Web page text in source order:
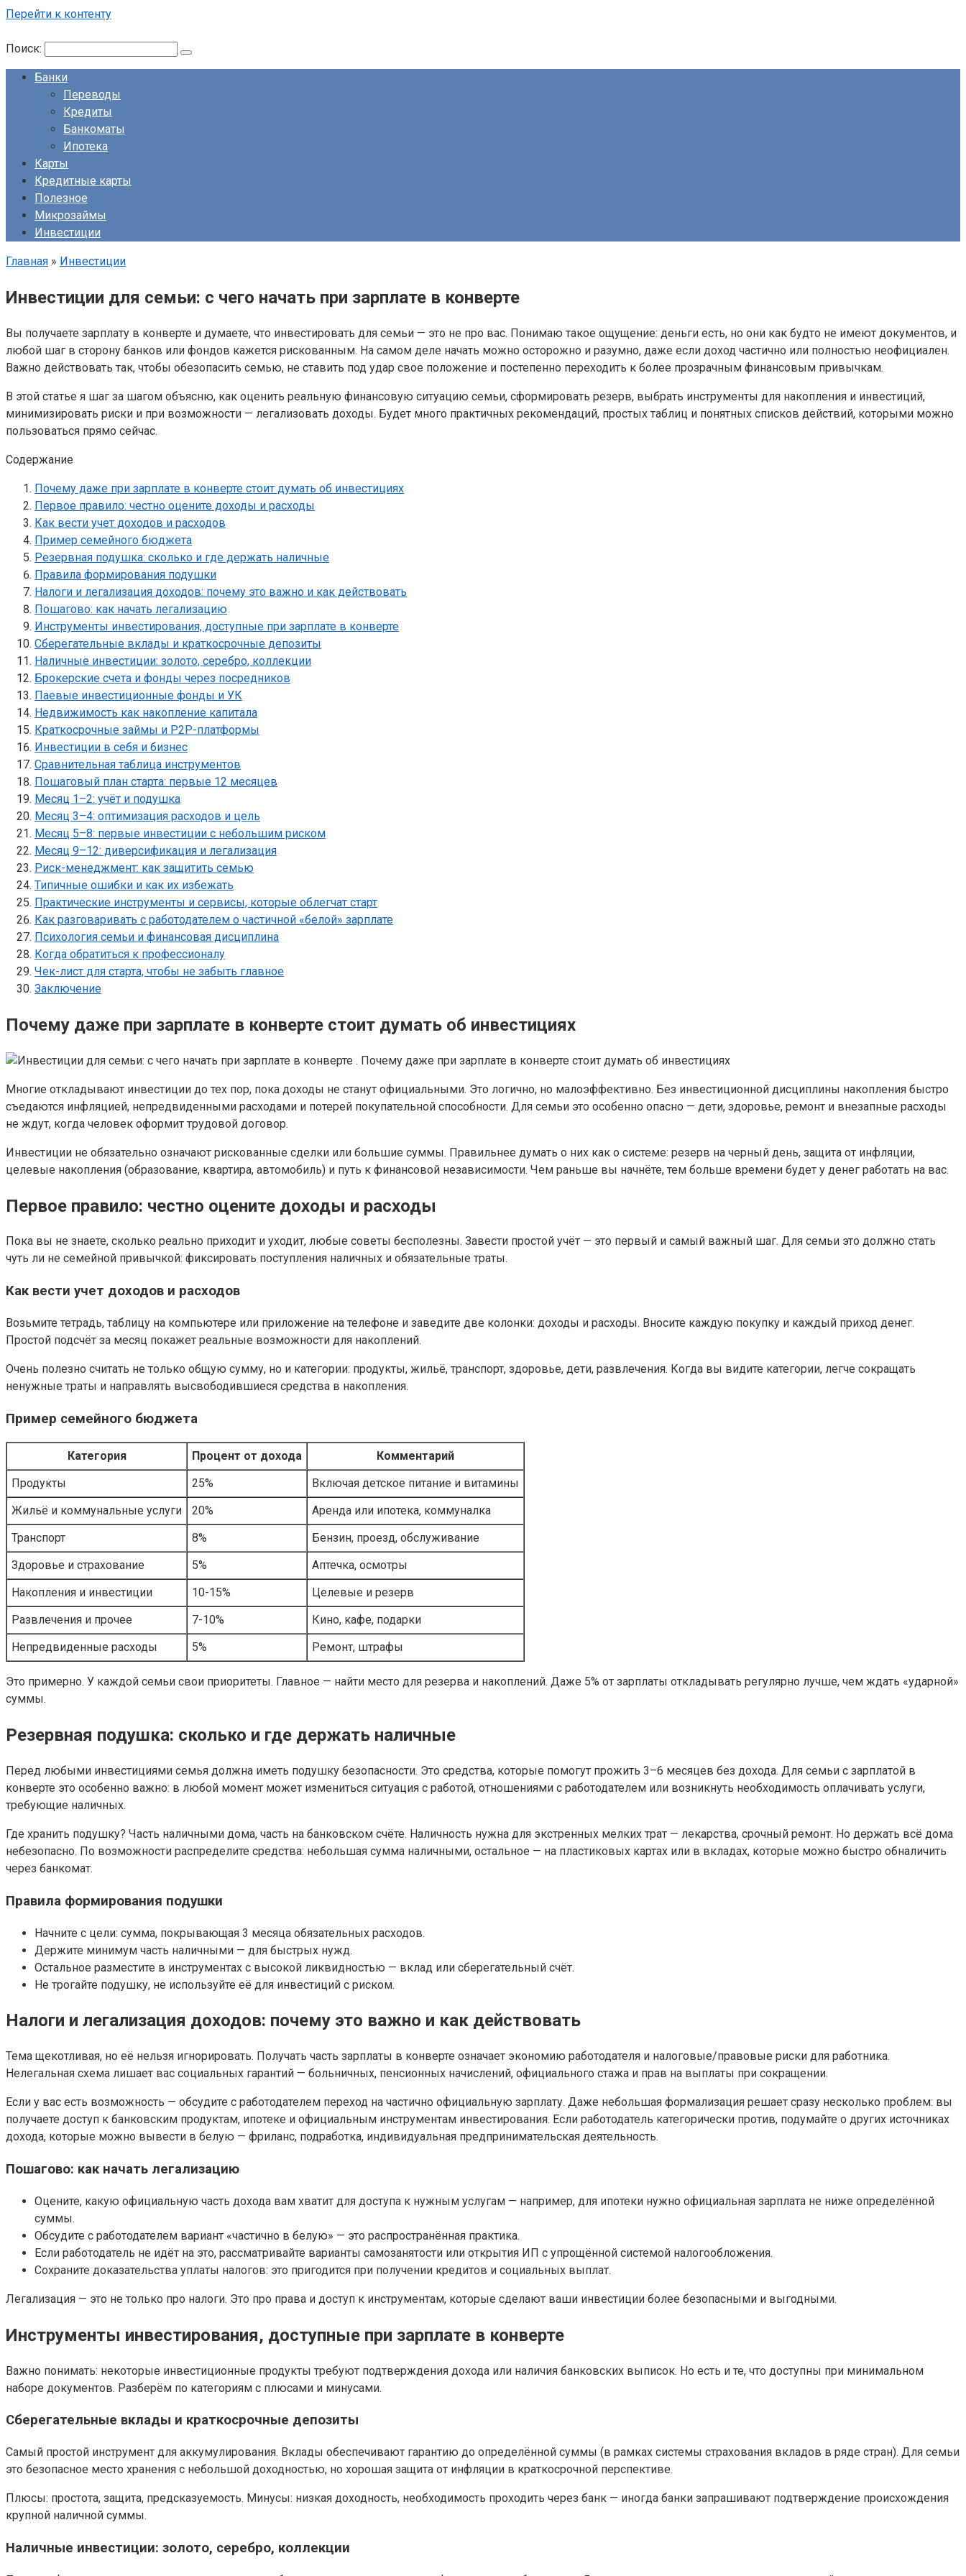
Перейти к контенту
Поиск:
Банки
Переводы
Кредиты
Банкоматы
Ипотека
Карты
Кредитные карты
Полезное
Микрозаймы
Инвестиции
Главная » Инвестиции
Инвестиции для семьи: с чего начать при зарплате в конверте
Вы получаете зарплату в конверте и думаете, что инвестировать для семьи — это не про вас. Понимаю такое ощущение: деньги есть, но они как будто не имеют документов, и
любой шаг в сторону банков или фондов кажется рискованным. На самом деле начать можно осторожно и разумно, даже если доход частично или полностью неофициален.
Важно действовать так, чтобы обезопасить семью, не ставить под удар свое положение и постепенно переходить к более прозрачным финансовым привычкам.
В этой статье я шаг за шагом объясню, как оценить реальную финансовую ситуацию семьи, сформировать резерв, выбрать инструменты для накопления и инвестиций,
минимизировать риски и при возможности — легализовать доходы. Будет много практичных рекомендаций, простых таблиц и понятных списков действий, которыми можно
пользоваться прямо сейчас.
Содержание
Почему даже при зарплате в конверте стоит думать об инвестициях
Первое правило: честно оцените доходы и расходы
Как вести учет доходов и расходов
Пример семейного бюджета
Резервная подушка: сколько и где держать наличные
Правила формирования подушки
Налоги и легализация доходов: почему это важно и как действовать
Пошагово: как начать легализацию
Инструменты инвестирования, доступные при зарплате в конверте
Сберегательные вклады и краткосрочные депозиты
Наличные инвестиции: золото, серебро, коллекции
Брокерские счета и фонды через посредников
Паевые инвестиционные фонды и УК
Недвижимость как накопление капитала
Краткосрочные займы и P2P-платформы
Инвестиции в себя и бизнес
Сравнительная таблица инструментов
Пошаговый план старта: первые 12 месяцев
Месяц 1–2: учёт и подушка
Месяц 3–4: оптимизация расходов и цель
Месяц 5–8: первые инвестиции с небольшим риском
Месяц 9–12: диверсификация и легализация
Риск-менеджмент: как защитить семью
Типичные ошибки и как их избежать
Практические инструменты и сервисы, которые облегчат старт
Как разговаривать с работодателем о частичной «белой» зарплате
Психология семьи и финансовая дисциплина
Когда обратиться к профессионалу
Чек-лист для старта, чтобы не забыть главное
Заключение
Почему даже при зарплате в конверте стоит думать об инвестициях
Многие откладывают инвестиции до тех пор, пока доходы не станут официальными. Это логично, но малоэффективно. Без инвестиционной дисциплины накопления быстро
съедаются инфляцией, непредвиденными расходами и потерей покупательной способности. Для семьи это особенно опасно — дети, здоровье, ремонт и внезапные расходы
не ждут, когда человек оформит трудовой договор.
Инвестиции не обязательно означают рискованные сделки или большие суммы. Правильнее думать о них как о системе: резерв на черный день, защита от инфляции,
целевые накопления (образование, квартира, автомобиль) и путь к финансовой независимости. Чем раньше вы начнёте, тем больше времени будет у денег работать на вас.
Первое правило: честно оцените доходы и расходы
Пока вы не знаете, сколько реально приходит и уходит, любые советы бесполезны. Завести простой учёт — это первый и самый важный шаг. Для семьи это должно стать
чуть ли не семейной привычкой: фиксировать поступления наличных и обязательные траты.
Как вести учет доходов и расходов
Возьмите тетрадь, таблицу на компьютере или приложение на телефоне и заведите две колонки: доходы и расходы. Вносите каждую покупку и каждый приход денег.
Простой подсчёт за месяц покажет реальные возможности для накоплений.
Очень полезно считать не только общую сумму, но и категории: продукты, жильё, транспорт, здоровье, дети, развлечения. Когда вы видите категории, легче сокращать
ненужные траты и направлять высвободившиеся средства в накопления.
Пример семейного бюджета
Категория Процент от дохода
Комментарий
Продукты
25%
Включая детское питание и витамины
Жильё и коммунальные услуги
20%
Аренда или ипотека, коммуналка
Транспорт
8%
Бензин, проезд, обслуживание
Здоровье и страхование
5%
Аптечка, осмотры
Накопления и инвестиции
10-15%
Целевые и резерв
Развлечения и прочее
7-10%
Кино, кафе, подарки
Непредвиденные расходы
5% Ремонт, штрафы
Это примерно. У каждой семьи свои приоритеты. Главное — найти место для резерва и накоплений. Даже 5% от зарплаты откладывать регулярно лучше, чем ждать «ударной»
суммы.
Резервная подушка: сколько и где держать наличные
Перед любыми инвестициями семья должна иметь подушку безопасности. Это средства, которые помогут прожить 3–6 месяцев без дохода. Для семьи с зарплатой в
конверте это особенно важно: в любой момент может измениться ситуация с работой, отношениями с работодателем или возникнуть необходимость оплачивать услуги,
требующие наличных.
Где хранить подушку? Часть наличными дома, часть на банковском счёте. Наличность нужна для экстренных мелких трат — лекарства, срочный ремонт. Но держать всё дома
небезопасно. По возможности распределите средства: небольшая сумма наличными, остальное — на пластиковых картах или в вкладах, которые можно быстро обналичить
через банкомат.
Правила формирования подушки
Начните с цели: сумма, покрывающая 3 месяца обязательных расходов.
Держите минимум часть наличными — для быстрых нужд.
Остальное разместите в инструментах с высокой ликвидностью — вклад или сберегательный счёт.
Не трогайте подушку, не используйте её для инвестиций с риском.
Налоги и легализация доходов: почему это важно и как действовать
Тема щекотливая, но её нельзя игнорировать. Получать часть зарплаты в конверте означает экономию работодателя и налоговые/правовые риски для работника.
Нелегальная схема лишает вас социальных гарантий — больничных, пенсионных начислений, официального стажа и прав на выплаты при сокращении.
Если у вас есть возможность — обсудите с работодателем переход на частично официальную зарплату. Даже небольшая формализация решает сразу несколько проблем: вы
получаете доступ к банковским продуктам, ипотеке и официальным инструментам инвестирования. Если работодатель категорически против, подумайте о других источниках
дохода, которые можно вывести в белую — фриланс, подработка, индивидуальная предпринимательская деятельность.
Пошагово: как начать легализацию
Оцените, какую официальную часть дохода вам хватит для доступа к нужным услугам — например, для ипотеки нужно официальная зарплата не ниже определённой
суммы.
Обсудите с работодателем вариант «частично в белую» — это распространённая практика.
Если работодатель не идёт на это, рассматривайте варианты самозанятости или открытия ИП с упрощённой системой налогообложения.
Сохраните доказательства уплаты налогов: это пригодится при получении кредитов и социальных выплат.
Легализация — это не только про налоги. Это про права и доступ к инструментам, которые сделают ваши инвестиции более безопасными и выгодными.
Инструменты инвестирования, доступные при зарплате в конверте
Важно понимать: некоторые инвестиционные продукты требуют подтверждения дохода или наличия банковских выписок. Но есть и те, что доступны при минимальном
наборе документов. Разберём по категориям с плюсами и минусами.
Сберегательные вклады и краткосрочные депозиты
Самый простой инструмент для аккумулирования. Вклады обеспечивают гарантию до определённой суммы (в рамках системы страхования вкладов в ряде стран). Для семьи
это безопасное место хранения с небольшой доходностью, но хорошая защита от инфляции в краткосрочной перспективе.
Плюсы: простота, защита, предсказуемость. Минусы: низкая доходность, необходимость проходить через банк — иногда банки запрашивают подтверждение происхождения
крупной наличной суммы.
Наличные инвестиции: золото, серебро, коллекции